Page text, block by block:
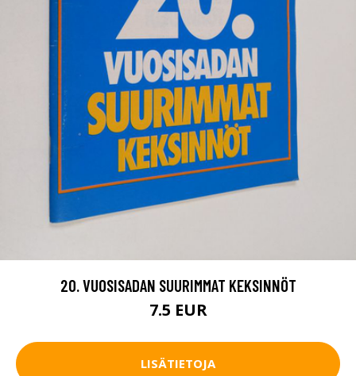
20. VUOSISADAN SUURIMMAT KEKSINNÖT
7.5 EUR
LISÄTIETOJA